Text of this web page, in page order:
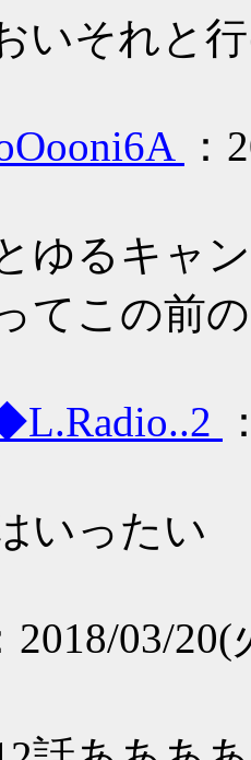
いそれと
ゆるキャ
てこの前
いったい
2018/03/20(